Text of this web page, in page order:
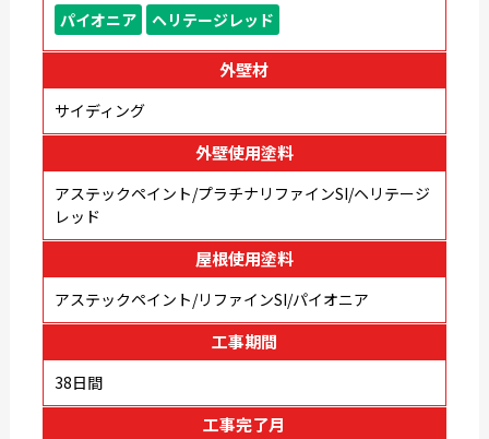
パイオニア ヘリテージレッド
外壁材
サイディング
外壁使用塗料
アステックペイント/プラチナリファインSI/ヘリテージ
レッド
屋根使用塗料
アステックペイント/リファインSI/パイオニア
工事期間
38日間
工事完了月